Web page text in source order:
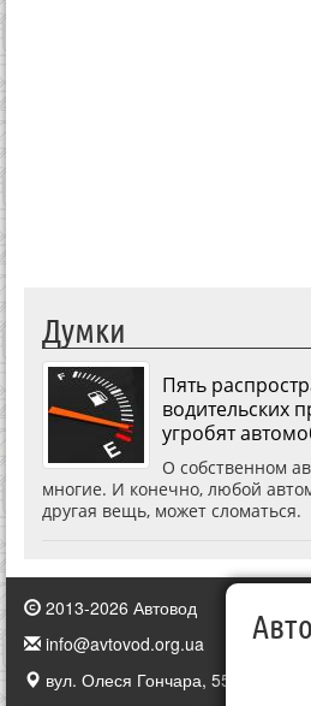
Думки
Пять
водительских
угробят
О собственном
многие. И конечно, любой
другая вещь, может сломаться.
2013-2026 Автовод
info@avtovod.org.ua
вул. Олеся Гончара, 55, Київ,